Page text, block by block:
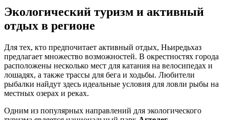
Экологический туризм и активный
отдых в регионе
Для тех, кто предпочитает активный отдых, Ньиредьхаз
предлагает множество возможностей. В окрестностях города
расположены несколько мест для катания на велосипедах и
лошадях, а также трассы для бега и ходьбы. Любители
рыбалки найдут здесь идеальные условия для ловли рыбы на
местных озерах и реках.
Одним из популярных направлений для экологического